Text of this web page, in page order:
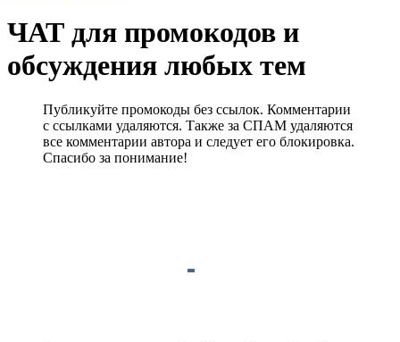
ЧАТ для промокодов и
обсуждения любых тем
Публикуйте промокоды без ссылок. Комментарии
с ссылками удаляются. Также за СПАМ удаляются
все комментарии автора и следует его блокировка.
Спасибо за понимание!